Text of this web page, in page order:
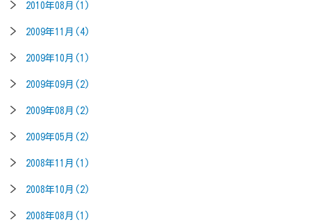
2010年08月(1)
2009年11月(4)
2009年10月(1)
2009年09月(2)
2009年08月(2)
2009年05月(2)
2008年11月(1)
2008年10月(2)
2008年08月(1)